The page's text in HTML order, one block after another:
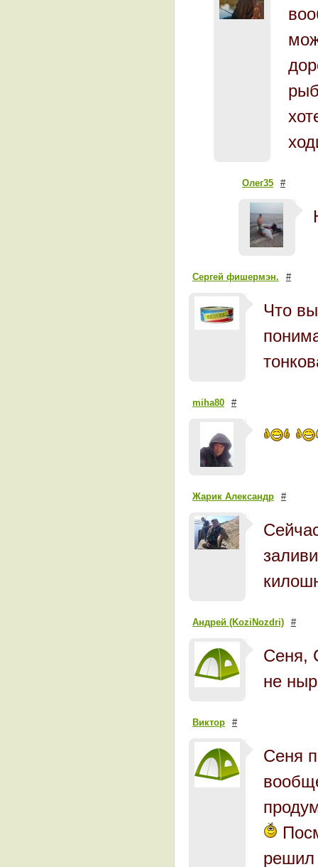
Олег35 #
Сергей фишермэн. #
Что
miha80 #
Жарик Александр #
Андрей (KoziNozdri) #
Сеня,
не
Виктор #
Сеня
решил